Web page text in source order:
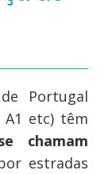
Portugal
A1 etc) têm
chamam
estradas